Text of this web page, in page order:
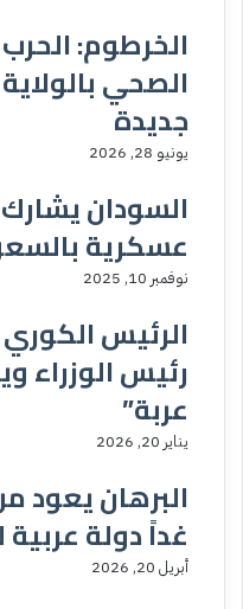
الخرطوم:
الصحي
جديدة
يونيو 28, 2026
السودان
عسكرية
نوفمبر 10, 2025
الرئيس
رئيس الوزراء
عربة”
يناير 20, 2026
البرهان يعود
غداً دولة عربية
أبريل 20, 2026